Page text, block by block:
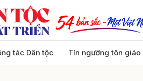
tác Dân tộc Tín ngưỡng tôn giáo